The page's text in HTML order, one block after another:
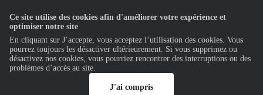
Ce site utilise des cookies afin d'améliorer votre expérience et
optimiser notre site
En cliquant sur J’accepte, vous acceptez l’utilisation des cookies. Vous
pourrez toujours les désactiver ultérieurement. Si vous supprimez ou
désactivez nos cookies, vous pourriez rencontrer des interruptions ou des
problèmes d’accès au site.
J'ai compris